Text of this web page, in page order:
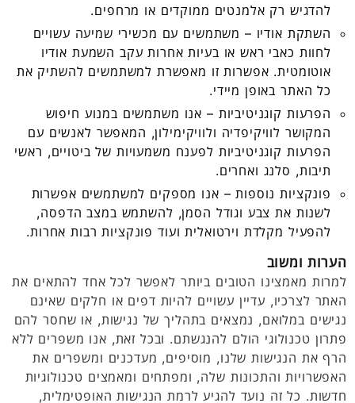
להדגיש רק אלמנטים ממוקדים או מרחפים.
השתקת אודיו – משתמשים עם מכשירי שמיעה עשויים
לחוות כאבי ראש או בעיות אחרות עקב השמעת אודיו
אוטומטית. אפשרות זו מאפשרת למשתמשים להשתיק את
כל האתר באופן מיידי.
הפרעות קוגניטיביות – אנו משתמשים במנוע חיפוש
המקושר לוויקיפדיה ולוויקימילון, המאפשר לאנשים עם
הפרעות קוגניטיביות לפענח משמעויות של ביטויים, ראשי
תיבות, סלנג ואחרים.
פונקציות נוספות – אנו מספקים למשתמשים אפשרות
לשנות את צבע וגודל הסמן, להשתמש במצב הדפסה,
להפעיל מקלדת וירטואלית ועוד פונקציות רבות אחרות.
הערות ומשוב
למרות מאמצינו הטובים ביותר לאפשר לכל אחד להתאים את
האתר לצרכיו, עדיין עשויים להיות דפים או חלקים שאינם
נגישים במלואם, נמצאים בתהליך של נגישות, או שחסר להם
פתרון טכנולוגי הולם להנגשתם. ובכל זאת, אנו משפרים ללא
הרף את הנגישות שלנו, מוסיפים, מעדכנים ומשפרים את
האפשרויות והתכונות שלה, ומפתחים ומאמצים טכנולוגיות
חדשות. כל זה נועד להגיע לרמת הנגישות האופטימלית,